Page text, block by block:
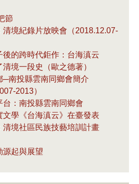
節
清境紀錄片放映會（2018.12.07-
後的跨時代鉅作：台海滇云
境一段史（歐之德著）
─南投縣雲南同鄉會簡介
2013）
台：南投縣雲南同鄉會
文學《台海滇云》在臺發表
清境社區民族技藝培訓計畫
源起與展望